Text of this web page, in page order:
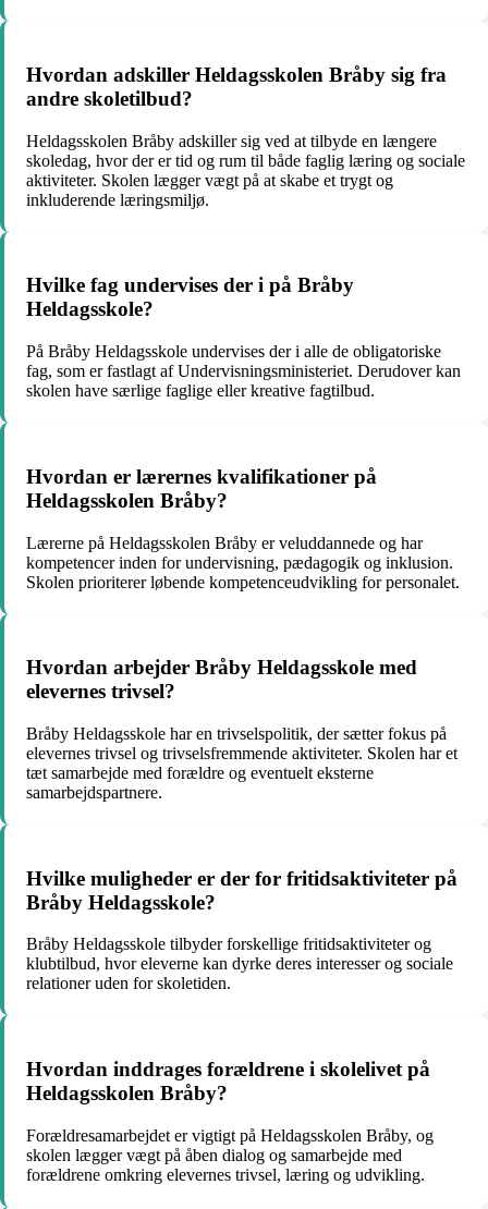
Hvordan adskiller Heldagsskolen Bråby sig fra
andre skoletilbud?
Heldagsskolen Bråby adskiller sig ved at tilbyde en længere
skoledag, hvor der er tid og rum til både faglig læring og sociale
aktiviteter. Skolen lægger vægt på at skabe et trygt og
inkluderende læringsmiljø.
Hvilke fag undervises der i på Bråby
Heldagsskole?
På Bråby Heldagsskole undervises der i alle de obligatoriske
fag, som er fastlagt af Undervisningsministeriet. Derudover kan
skolen have særlige faglige eller kreative fagtilbud.
Hvordan er lærernes kvalifikationer på
Heldagsskolen Bråby?
Lærerne på Heldagsskolen Bråby er veluddannede og har
kompetencer inden for undervisning, pædagogik og inklusion.
Skolen prioriterer løbende kompetenceudvikling for personalet.
Hvordan arbejder Bråby Heldagsskole med
elevernes trivsel?
Bråby Heldagsskole har en trivselspolitik, der sætter fokus på
elevernes trivsel og trivselsfremmende aktiviteter. Skolen har et
tæt samarbejde med forældre og eventuelt eksterne
samarbejdspartnere.
Hvilke muligheder er der for fritidsaktiviteter på
Bråby Heldagsskole?
Bråby Heldagsskole tilbyder forskellige fritidsaktiviteter og
klubtilbud, hvor eleverne kan dyrke deres interesser og sociale
relationer uden for skoletiden.
Hvordan inddrages forældrene i skolelivet på
Heldagsskolen Bråby?
Forældresamarbejdet er vigtigt på Heldagsskolen Bråby, og
skolen lægger vægt på åben dialog og samarbejde med
forældrene omkring elevernes trivsel, læring og udvikling.